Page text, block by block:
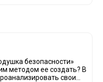
безопасности»
методом ее создать? В
свои...